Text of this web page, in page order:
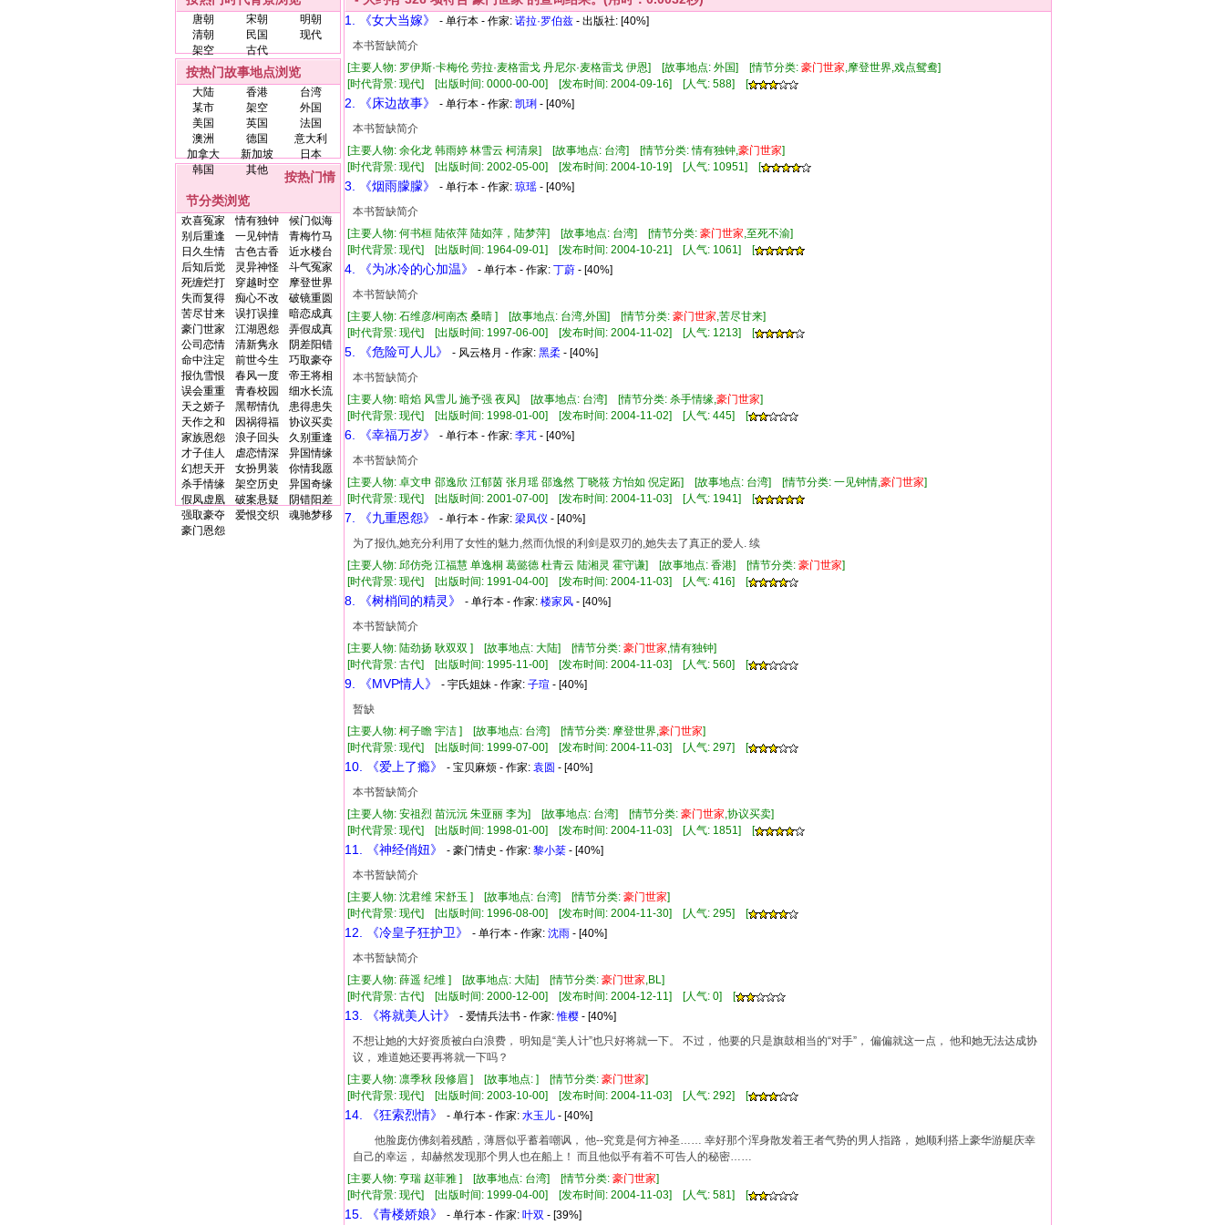
唐朝 宋朝
明朝
清朝
民国
现代
架空
古代
按热门故事地点浏览
大陆 香港
台湾
某市
架空
外国
美国
英国
法国
澳洲
德国
意大利
加拿大
新加坡
日本
韩国
其他
按热门情
节分类浏览
欢喜冤家 情有独钟
候门似海
别后重逢
一见钟情
青梅竹马
日久生情
古色古香
近水楼台
后知后觉
灵异神怪
斗气冤家
死缠烂打
穿越时空
摩登世界
失而复得
痴心不改
破镜重圆
苦尽甘来
误打误撞
暗恋成真
豪门世家
江湖恩怨
弄假成真
公司恋情
清新隽永
阴差阳错
命中注定
前世今生
巧取豪夺
报仇雪恨
春风一度
帝王将相
误会重重
青春校园
细水长流
天之娇子
黑帮情仇
患得患失
天作之和
因祸得福
协议买卖
家族恩怨
浪子回头
久别重逢
才子佳人
虐恋情深
异国情缘
幻想天开
女扮男装
你情我愿
杀手情缘
架空历史
异国奇缘
假凤虚凰
破案悬疑
阴错阳差
强取豪夺
爱恨交织
魂驰梦移
豪门恩怨
1. 《女大当嫁》
- 单行本 - 作家: 诺拉·罗伯兹 - 出版社: [40%]
本书暂缺简介
[主要人物: 罗伊斯·卡梅伦 劳拉·麦格雷戈 丹尼尔·麦格雷戈 伊恩] [故事地点: 外国] [情节分类: 豪门世家,摩登世界,戏点鸳鸯]
[时代背景: 现代] [出版时间: 0000-00-00] [发布时间: 2004-09-16] [人气: 588] [
2. 《床边故事》 - 单行本 - 作家: 凯琍 - [40%]
本书暂缺简介
[主要人物: 余化龙 韩雨婷 林雪云 柯清泉] [故事地点: 台湾] [情节分类: 情有独钟,豪门世家]
[时代背景: 现代] [出版时间: 2002-05-00] [发布时间: 2004-10-19] [人气: 10951] [
3. 《烟雨朦朦》 - 单行本 - 作家: 琼瑶 - [40%]
本书暂缺简介
[主要人物: 何书桓 陆依萍 陆如萍，陆梦萍] [故事地点: 台湾] [情节分类: 豪门世家,至死不渝]
[时代背景: 现代] [出版时间: 1964-09-01] [发布时间: 2004-10-21] [人气: 1061] [
4. 《为冰冷的心加温》 - 单行本 - 作家: 丁蔚 - [40%]
本书暂缺简介
[主要人物: 石维彦/柯南杰 桑晴 ] [故事地点: 台湾,外国] [情节分类: 豪门世家,苦尽甘来]
[时代背景: 现代] [出版时间: 1997-06-00] [发布时间: 2004-11-02] [人气: 1213] [
5. 《危险可人儿》 - 风云格月 - 作家: 黑柔 - [40%]
本书暂缺简介
[主要人物: 暗焰 风雪儿 施予强 夜风] [故事地点: 台湾] [情节分类: 杀手情缘,豪门世家]
[时代背景: 现代] [出版时间: 1998-01-00] [发布时间: 2004-11-02] [人气: 445] [
6. 《幸福万岁》 - 单行本 - 作家: 李芃 - [40%]
本书暂缺简介
[主要人物: 卓文申 邵逸欣 江郁茵 张月瑶 邵逸然 丁晓筱 方怡如 倪定跖] [故事地点: 台湾] [情节分类: 一见钟情,豪门世家]
[时代背景: 现代] [出版时间: 2001-07-00] [发布时间: 2004-11-03] [人气: 1941] [
7. 《九重恩怨》 - 单行本 - 作家: 梁凤仪 - [40%]
为了报仇,她充分利用了女性的魅力,然而仇恨的利剑是双刃的,她失去了真正的爱人. 续
[主要人物: 邱仿尧 江福慧 单逸桐 葛懿德 杜青云 陆湘灵 霍守谦] [故事地点: 香港] [情节分类: 豪门世家]
[时代背景: 现代] [出版时间: 1991-04-00] [发布时间: 2004-11-03] [人气: 416] [
8. 《树梢间的精灵》 - 单行本 - 作家: 楼家风 - [40%]
本书暂缺简介
[主要人物: 陆劲扬 耿双双 ] [故事地点: 大陆] [情节分类: 豪门世家,情有独钟]
[时代背景: 古代] [出版时间: 1995-11-00] [发布时间: 2004-11-03] [人气: 560] [
9. 《MVP情人》 - 宇氏姐妹 - 作家: 子瑄 - [40%]
暂缺
[主要人物: 柯子瞻 宇洁 ] [故事地点: 台湾] [情节分类: 摩登世界,豪门世家]
[时代背景: 现代] [出版时间: 1999-07-00] [发布时间: 2004-11-03] [人气: 297] [
10. 《爱上了瘾》 - 宝贝麻烦 - 作家: 袁圆 - [40%]
本书暂缺简介
[主要人物: 安祖烈 苗沅沅 朱亚丽 李为] [故事地点: 台湾] [情节分类: 豪门世家,协议买卖]
[时代背景: 现代] [出版时间: 1998-01-00] [发布时间: 2004-11-03] [人气: 1851] [
11. 《神经俏妞》 - 豪门情史 - 作家: 黎小棻 - [40%]
本书暂缺简介
[主要人物: 沈君维 宋舒玉 ] [故事地点: 台湾] [情节分类: 豪门世家]
[时代背景: 现代] [出版时间: 1996-08-00] [发布时间: 2004-11-30] [人气: 295] [
12. 《冷皇子狂护卫》 - 单行本 - 作家: 沈雨 - [40%]
本书暂缺简介
[主要人物: 薛遥 纪维 ] [故事地点: 大陆] [情节分类: 豪门世家,BL]
[时代背景: 古代] [出版时间: 2000-12-00] [发布时间: 2004-12-11] [人气: 0] [
13. 《将就美人计》 - 爱情兵法书 - 作家:惟樱 - [40%]
不想让她的大好资质被白白浪费， 明知是“美人计”也只好将就一下。 不过， 他要的只是旗鼓相当的“对手”， 偏偏就这一点， 他和她无法达成协
议， 难道她还要再将就一下吗？
[主要人物: 凛季秋 段修眉 ] [故事地点: ] [情节分类: 豪门世家]
[时代背景: 现代] [出版时间: 2003-10-00] [发布时间: 2004-11-03] [人气: 292] [
14. 《狂索烈情》 - 单行本 - 作家: 水玉儿 - [40%]
他脸庞仿佛刻着残酷，薄唇似乎蓄着嘲讽， 他--究竟是何方神圣…… 幸好那个浑身散发着王者气势的男人指路， 她顺利搭上豪华游艇庆幸
自己的幸运， 却赫然发现那个男人也在船上！ 而且他似乎有着不可告人的秘密……
[主要人物: 亨瑞 赵菲雅 ] [故事地点: 台湾] [情节分类: 豪门世家]
[时代背景: 现代] [出版时间: 1999-04-00] [发布时间: 2004-11-03] [人气: 581] [
15. 《青楼娇娘》 - 单行本 - 作家: 叶双 - [39%]